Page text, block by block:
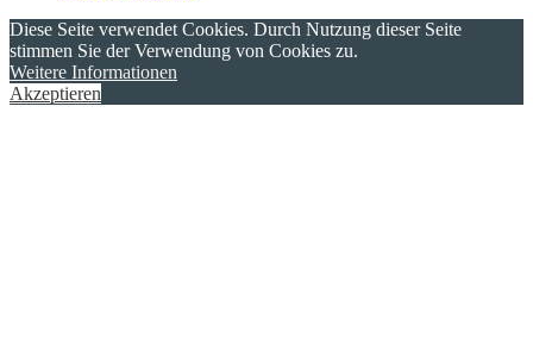
Diese Seite verwendet Cookies. Durch Nutzung dieser Seite
stimmen Sie der Verwendung von Cookies zu.
Weitere Informationen
Akzeptieren